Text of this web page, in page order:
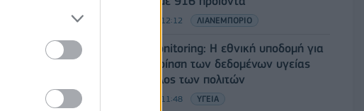
08/08/2026 - 12:12 ΛΙΑΝΕΜΠΟΡΙΟ
Health Monitoring: Η εθνική υποδομή για
την αξιοποίηση των δεδομένων υγείας
προς όφελος των πολιτών
08/08/2026 - 11:48 ΥΓΕΙΑ